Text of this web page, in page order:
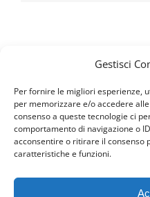
Gestisci
Per fornire le migliori esperienze,
per memorizzare e/o accedere
consenso a queste tecnologie ci
comportamento di navigazione o
acconsentire o ritirare il consenso
caratteristiche e funzioni.
Seguici sui Social